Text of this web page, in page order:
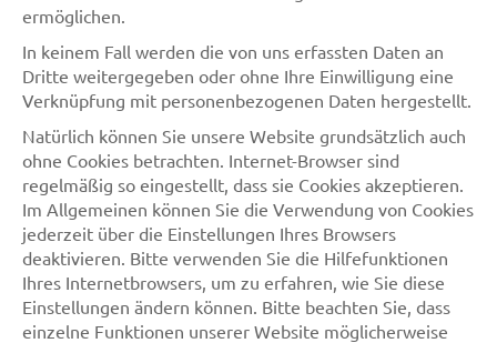
ermöglichen.
In keinem Fall werden die von uns erfassten Daten an
Dritte weitergegeben oder ohne Ihre Einwilligung eine
Verknüpfung mit personenbezogenen Daten hergestellt.
Natürlich können Sie unsere Website grundsätzlich auch
ohne Cookies betrachten. Internet-Browser sind
regelmäßig so eingestellt, dass sie Cookies akzeptieren.
Im Allgemeinen können Sie die Verwendung von Cookies
jederzeit über die Einstellungen Ihres Browsers
deaktivieren. Bitte verwenden Sie die Hilfefunktionen
Ihres Internetbrowsers, um zu erfahren, wie Sie diese
Einstellungen ändern können. Bitte beachten Sie, dass
einzelne Funktionen unserer Website möglicherweise